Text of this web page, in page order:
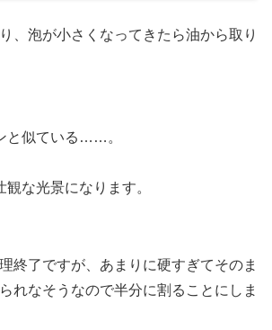
、泡が小さくなってきたら油から取り
と似ている……。
な光景になります。
終了ですが、あまりに硬すぎてそのま
れなそうなので半分に割ることにしま